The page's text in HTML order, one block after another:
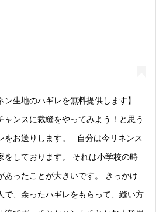
ン生地のハギレを無料提供します】
ャンスに裁縫をやってみよう！と思う
をお送りします。 自分は今リネンス
をしております。 それは小学校の時
あったことが大きいです。 きっかけ
で、余ったハギレをもらって、縫い方